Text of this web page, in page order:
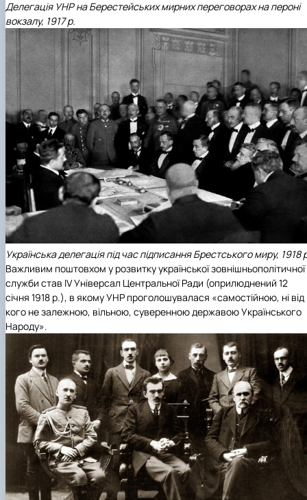
Делегація УНР на Берестейських мирних переговорах на пероні
вокзалу, 1917 р.
Українська делегація під час підписання Брестського миру, 1918
Важливим поштовхом у розвитку української зовнішньополітичної
служби став ІV Універсал Центральної Ради (оприлюднений 12
січня 1918 р.), в якому УНР проголошувалася «самостійною, ні від
кого не залежною, вільною, суверенною державою Українського
Народу».